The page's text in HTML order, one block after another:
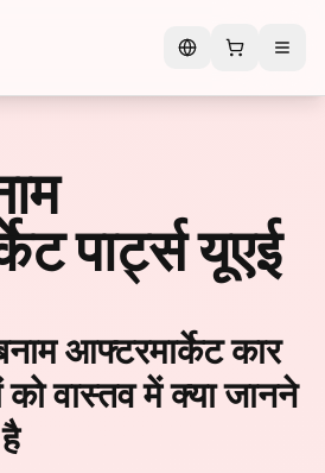
पार्ट्स यूएई
आफ्टरमार्केट कार
को वास्तव में क्या जानने